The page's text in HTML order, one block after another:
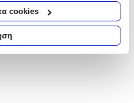
σας σαρώνοντας ενεργά
(δακτυλικό αποτύπωμα)
τρόπο επεξεργασίας των
τις προτιμήσεις σας
ανά πάσα στιγμή από τη
cookies